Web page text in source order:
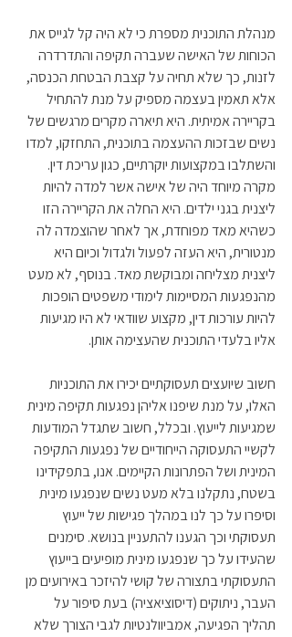
מנהלת התוכנית מספרת כי לא היה קל לגייס את
הכוחות של האישה שעברה תקיפה והתדרדרה
לזנות, כך שלא תחיה על קצבת הבטחת הכנסה,
אלא תאמין בעצמה מספיק על מנת להתחיל
בקריירה אמיתית. היא תיארה מקרים מרגשים של
נשים שבזכות ההעצמה בתוכנית, התחזקו, למדו
והשתלבו במקצועות יוקרתיים, כגון עריכת דין.
מקרה מיוחד היה של אישה אשר למדה להיות
ליצנית בגני ילדים. היא החלה את הקריירה הזו
כשהיא מאד מפוחדת, אך לאחר שהוצמדה לה
מנטורית, היא העזה לפעול ולגדול וכיום היא
ליצנית מצליחה ומבוקשת מאד. בנוסף, לא מעט
מהנפגעות המסיימות לימודי משפטים הופכות
להיות עורכות דין, מקצוע שוודאי לא היו מגיעות
אליו בלעדי התוכנית שהעצימה אותן.
חשוב שיועצים תעסוקתיים יכירו את התוכניות
האלו, על מנת שיפנו אליהן נפגעות תקיפה מינית
שמגיעות לייעוץ. ובכלל, חשוב שתגדל המודעות
לקשיי התעסוקה הייחודיים של נפגעות התקיפה
המינית ושל הפתרונות הקיימים. אנו, בתפקידינו
בשטח, נתקלנו בלא מעט נשים שנפגעו מינית
וסיפרו על כך לנו במהלך פגישות של ייעוץ
תעסוקתי וכך הגענו להתעניין בנושא. סימנים
שהעידו על כך שנפגעו מינית מופיעים בייעוץ
התעסוקתי בתצורה של קושי להיזכר באירועים מן
העבר, ניתוקים (דיסוציאציה) בעת סיפור על
תהליך הפגיעה, אמביוולנטיות לגבי הצורך שלא